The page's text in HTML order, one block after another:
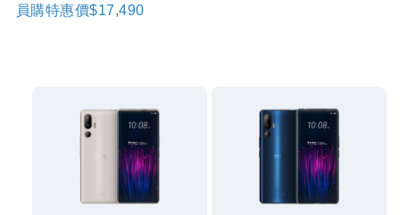
員購特惠價$17,490